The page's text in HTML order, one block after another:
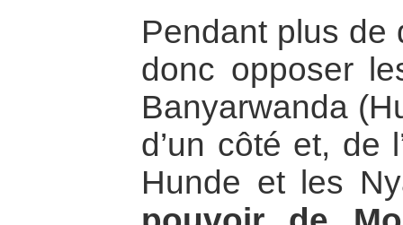
Pendant plus de
donc opposer
Banyarwanda
d’un côté et, de
Hunde et les